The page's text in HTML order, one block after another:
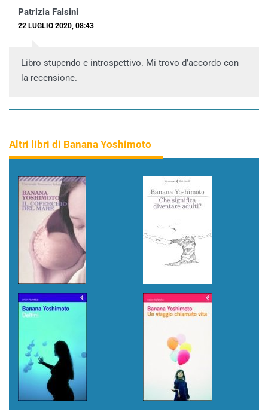
Patrizia Falsini
22 LUGLIO 2020, 08:43
Libro stupendo e introspettivo. Mi trovo d’accordo con
la recensione.
Altri libri di Banana Yoshimoto